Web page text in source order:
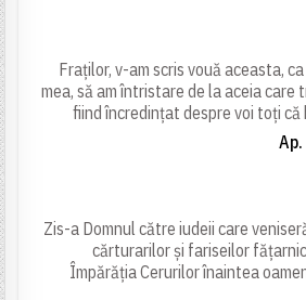
Fraților, v-am scris vouă aceasta,
mea, să am întristare de la aceia care
fiind încredințat despre voi toți că
Zis-a Domnul către iudeii care
cărturarilor și fariseilor
Împărăția Cerurilor înaintea